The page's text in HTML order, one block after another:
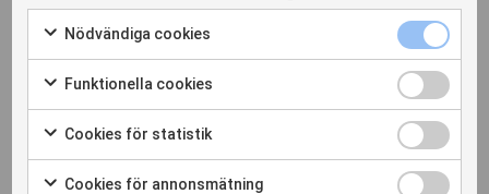
Blomqvist & Tham använder personuppgifter enbart i den
egna verksamheten. För mer detaljerad information om
behandling av personuppgifter, kontakta oss.
Nödvändiga cookies
Funktionella cookies
Cookies för statistik
Cookies för annonsmätning